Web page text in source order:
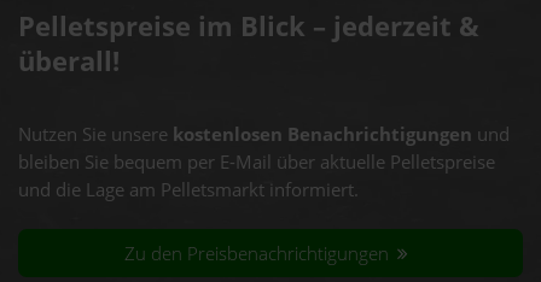
Pelletspreise im Blick – jederzeit &
überall!
Nutzen Sie unsere kostenlosen Benachrichtigungen und
bleiben Sie bequem per E-Mail über aktuelle Pelletspreise
und die Lage am Pelletsmarkt informiert.
Zu den Preisbenachrichtigungen